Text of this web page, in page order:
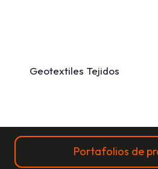
Geotextiles Tejidos
Portafolios de